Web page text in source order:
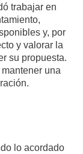
trabajar en
y, por
y valorar la
su propuesta.
una
lo acordado